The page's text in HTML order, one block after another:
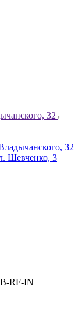
32
32
Шевченко, 3
RF-IN